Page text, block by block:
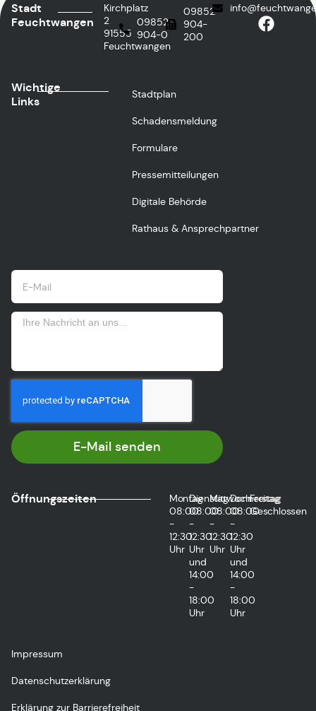
Stadt
Feuchtwangen
Kirchplatz
2
91555
Feuchtwangen
09852
904-0
09852
904-
200
Wichtige
Links
Stadtplan
Schadensmeldung
Formulare
Pressemitteilungen
Digitale Behörde
Rathaus & Ansprechpartner
E-Mail senden
Öffnungszeiten
Montag
08:00
-
12:30
Uhr
Dienstag
08:00
-
12:30
Uhr
und
14:00
-
18:00
Uhr
Mittwoch
08:00
-
12:30
Uhr
Donnerstag
08:00
-
12:30
Uhr
und
14:00
-
18:00
Uhr
Freitag
Geschlossen
Impressum
Datenschutzerklärung
Erklärung zur Barrierefreiheit